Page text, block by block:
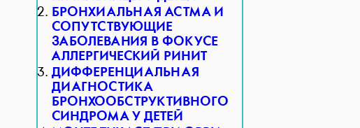
БРОНХИАЛЬНАЯ АСТМА И
СОПУТСТВУЮЩИЕ
ЗАБОЛЕВАНИЯ В ФОКУСЕ
АЛЛЕРГИЧЕСКИЙ РИНИТ
ДИФФЕРЕНЦИАЛЬНАЯ
ДИАГНОСТИКА
БРОНХООБСТРУКТИВНОГО
СИНДРОМА У ДЕТЕЙ